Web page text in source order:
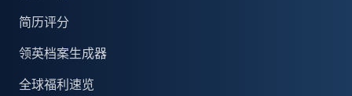
简历评分
领英档案生成器
全球福利速览